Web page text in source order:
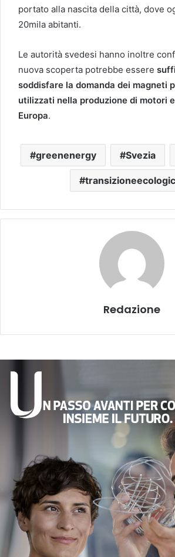
portato alla nascita della città, dove
20mila abitanti.
Le autorità svedesi hanno inoltre
nuova scoperta potrebbe essere
soddisfare la domanda dei magneti
utilizzati nella produzione di motori
Europa.
greenenergy Svezia
Redazione